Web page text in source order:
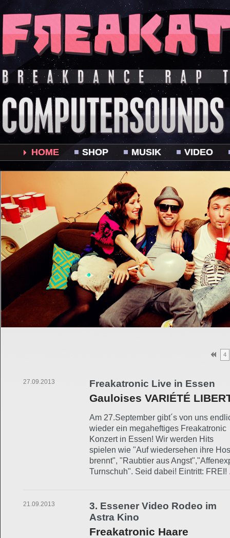
HOME SHOP MUSIK VIDEO
4
27.09.2013 Freakatronic Live in Essen
Gauloises VARIÉTÉ
Am 27.September gibt´s von uns
wieder ein megaheftiges Freakatronic
Konzert in Essen! Wir werden Hits
spielen wie "Auf wiedersehen ihre
brennt", "Raubtier aus
Turnschuh". Seid dabei! Eintritt: FREI!
21.09.2013
3. Essener Video Rodeo im
Astra Kino
Freakatronic Haare